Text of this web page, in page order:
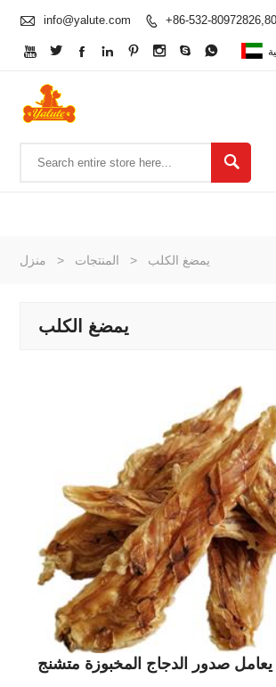
 info@yalute.com  +86-532-
       

منزل > المنتجات > يمضغ الكلب
يمضغ الكلب
صدور الدجاج المخبوزة متشنج